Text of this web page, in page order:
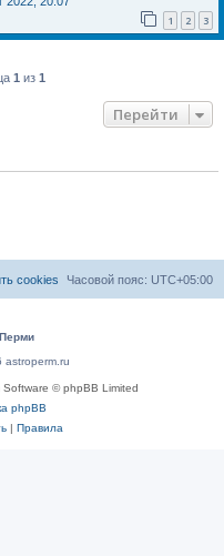
1 2 3
1 из 1
Перейти
Часовой пояс: UTC+05:00
cookies
astroperm.ru
Software © phpBB Limited
phpBB
| Правила